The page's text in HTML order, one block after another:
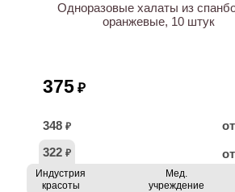
Одноразовые халаты из
оранжевые, 10 штук
375 ₽
348 ₽
322 ₽
Индустрия
красоты
Мед.
учреждение